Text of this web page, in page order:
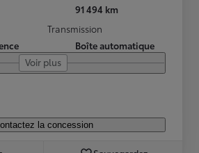
91 494 km
Transmission
Boîte automatique
Voir plus
la concession